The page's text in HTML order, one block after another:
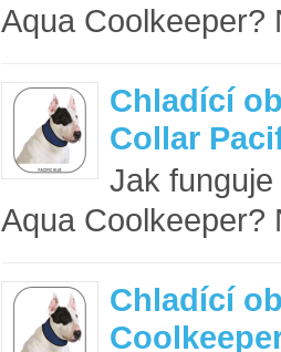
Aqua Coolkeeper?
Chladící
Collar
Jak
Aqua Coolkeeper?
Chladící